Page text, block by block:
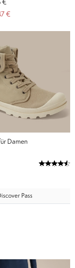
€
€
Damen
Pass